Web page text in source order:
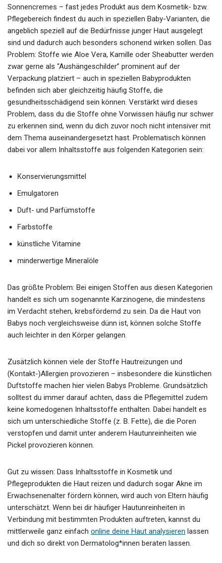
Sonnencremes – fast jedes Produkt aus dem Kosmetik- bzw.
Pflegebereich findest du auch in speziellen Baby-Varianten, die
angeblich speziell auf die Bedürfnisse junger Haut ausgelegt
sind und dadurch auch besonders schonend wirken sollen. Das
Problem: Stoffe wie Aloe Vera, Kamille oder Sheabutter werden
zwar gerne als “Aushängeschilder” prominent auf der
Verpackung platziert – auch in speziellen Babyprodukten
befinden sich aber gleichzeitig häufig Stoffe, die
gesundheitsschädigend sein können. Verstärkt wird dieses
Problem, dass du die Stoffe ohne Vorwissen häufig nur schwer
zu erkennen sind, wenn du dich zuvor noch nicht intensiver mit
dem Thema auseinandergesetzt hast. Problematisch können
dabei vor allem Inhaltsstoffe aus folgenden Kategorien sein:
Konservierungsmittel
Emulgatoren
Duft- und Parfümstoffe
Farbstoffe
künstliche Vitamine
minderwertige Mineralöle
Das größte Problem: Bei einigen Stoffen aus diesen Kategorien
handelt es sich um sogenannte Karzinogene, die mindestens
im Verdacht stehen, krebsfördernd zu sein. Da die Haut von
Babys noch vergleichsweise dünn ist, können solche Stoffe
auch leichter in den Körper gelangen.
Zusätzlich können viele der Stoffe Hautreizungen und
(Kontakt-)Allergien provozieren – insbesondere die künstlichen
Duftstoffe machen hier vielen Babys Probleme. Grundsätzlich
solltest du immer darauf achten, dass die Pflegemittel zudem
keine komedogenen Inhaltsstoffe enthalten. Dabei handelt es
sich um unterschiedliche Stoffe (z. B. Fette), die die Poren
verstopfen und damit unter anderem Hautunreinheiten wie
Pickel provozieren können.
Gut zu wissen: Dass Inhaltsstoffe in Kosmetik und
Pflegeprodukten die Haut reizen und dadurch sogar Akne im
Erwachsenenalter fördern können, wird auch von Eltern häufig
unterschätzt. Wenn bei dir häufiger Hautunreinheiten in
Verbindung mit bestimmten Produkten auftreten, kannst du
mittlerweile ganz einfach online deine Haut analysieren lassen
und dich so direkt von Dermatolog*innen beraten lassen.